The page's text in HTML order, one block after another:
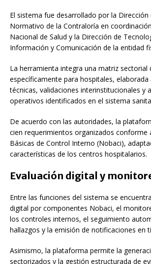
El sistema fue desarrollado por la
Normativo de la Contraloría en
Nacional de Salud y la Dirección de
Información y Comunicación de la entidad
La herramienta integra una matriz sectorial
específicamente para hospitales,
técnicas, validaciones interinstitucionales y
operativos identificados en el sistema
De acuerdo con las autoridades, la
cien requerimientos organizados conforme
Básicas de Control Interno (Nobaci),
características de los centros hospitalarios.
Evaluación digital y
Entre las funciones del sistema se
digital por componentes Nobaci, el
los controles internos, el seguimiento
hallazgos y la emisión de notificaciones en
Asimismo, la plataforma permite la
sectorizados y la gestión estructurada de